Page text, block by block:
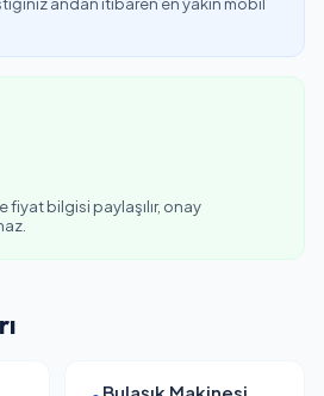
fiyat bilgisi paylaşılır, onay
Bulaşık Makinesi